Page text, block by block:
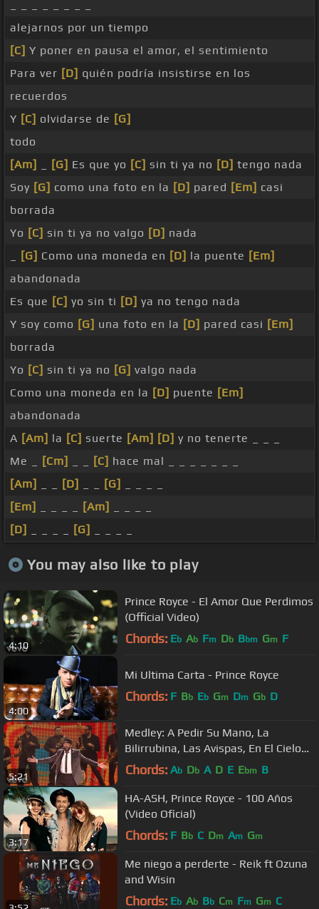
alejarnos por un tiempo
[C] Y poner en pausa el amor, el sentimiento
Para ver [D] quién podría insistirse en los
recuerdos
Y [C] olvidarse de [G]
todo
[Am]
[G] Es que yo [C] sin ti ya no [D] tengo nada
Soy [G] como una foto en la [D] pared [Em] casi
borrada
Yo [C] sin ti ya no valgo [D] nada
[G] Como una moneda en [D] la puente [Em]
abandonada
Es que [C] yo sin ti [D] ya no tengo nada
Y soy como [G] una foto en la [D] pared casi [Em]
borrada
Yo [C] sin ti ya no [G] valgo nada
Como una moneda en la [D] puente [Em]
abandonada
A [Am] la [C] suerte [Am] [D] y no tenerte _ _ _
Me _
[Cm] [C] hace mal _ _ _ _ _ _ _
[Am]
[D] [G]
[Em]
[Am]
[D]
[G]
You may also like to play
4:10
Prince Royce - El Amor Que Perdimos
(Official Video)
Chords: Eb Ab Fm Db Bbm Gm F
4:00
Mi Ultima Carta - Prince Royce
Chords: F Bb Eb Gm Dm Gb D
5:21
Medley: A Pedir Su Mano, La
Bilirrubina, Las Avispas, En El Cielo
No Hay Hospital (Prem...
Chords: Ab Db A D E Ebm B
3:17
HA-ASH, Prince Royce - 100 Años
(Video Oficial)
Chords: F Bb C Dm Am Gm
Me niego a perderte - Reik ft Ozuna
and Wisin
Chords: Eb Ab Bb Cm Fm Gm C